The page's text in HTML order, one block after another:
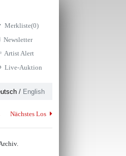
Merkliste(0)
Newsletter
Artist Alert
Live-Auktion
/ English
Nächstes Los